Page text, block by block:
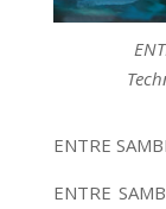
ENTRE
ENTRE